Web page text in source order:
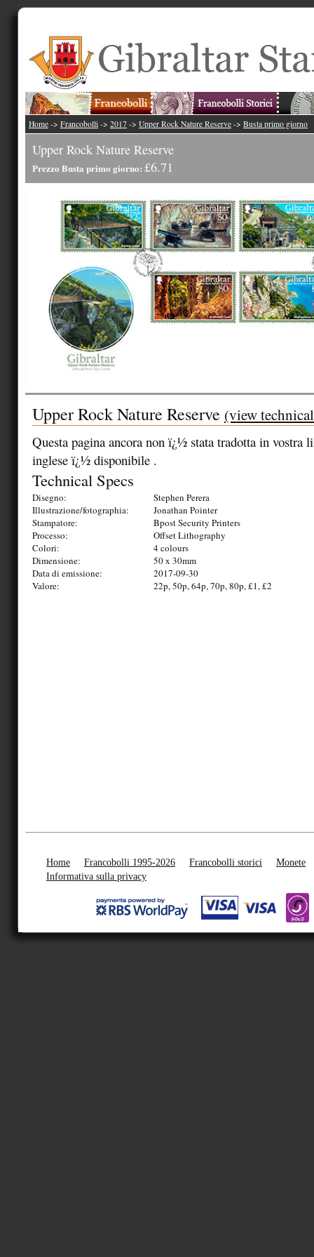
Home -> Francobolli -> 2017 -> Upper Rock Nature Reserve -> Busta primo giorno
Upper Rock Nature Reserve
Prezzo Busta primo giorno: £6.71
Upper Rock Nature Reserve (view
Questa pagina ancora non ï¿½ stata tradotta in vostra
inglese ï¿½ disponibile .
Technical Specs
Disegno:
Stephen Perera
Illustrazione/fotographia:
Jonathan Pointer
Stampatore:
Bpost Security Printers
Processo:
Offset Lithography
Colori:
4 colours
Dimensione:
50 x 30mm
Data di emissione:
2017-09-30
Valore:
22p, 50p, 64p, 70p, 80p, £1, £2
Home Francobolli 1995-2026 Francobolli storici
Monete
Informativa sulla privacy